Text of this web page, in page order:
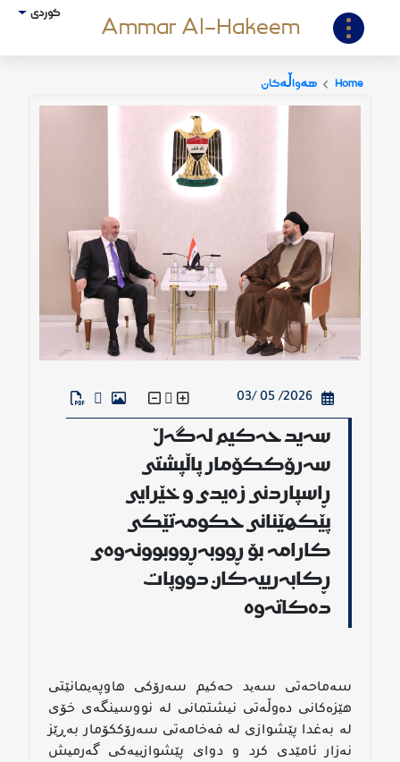
کوردی Ammar Al-Hakeem
Home هەواڵەكان
2026/ 05 /03
سەید حەكیم لەگەڵ
سەرۆككۆمار پاڵپشتی
ڕاسپاردنی زەیدی و خێرایی
پێكهێنانی حكومەتێكی
كارامە بۆ ڕووبەڕووبوونەوەی
ڕكابەرییەكان دووپات
دەكاتەوە
سەماحەتی سەید حەكیم سەرۆكی هاوپەیمانێتی
هێزەكانی دەوڵەتی نیشتمانی لە نووسینگەی خۆی
لە بەغدا پێشوازی لە فەخامەتی سەرۆككۆمار بەڕێز
نەزار ئامێدی كرد و دوای پێشوازییەكی گەرمیش